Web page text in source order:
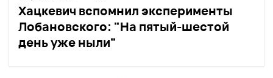
Хацкевич вспомнил эксперименты
Лобановского: "На пятый-шестой
день уже ныли"